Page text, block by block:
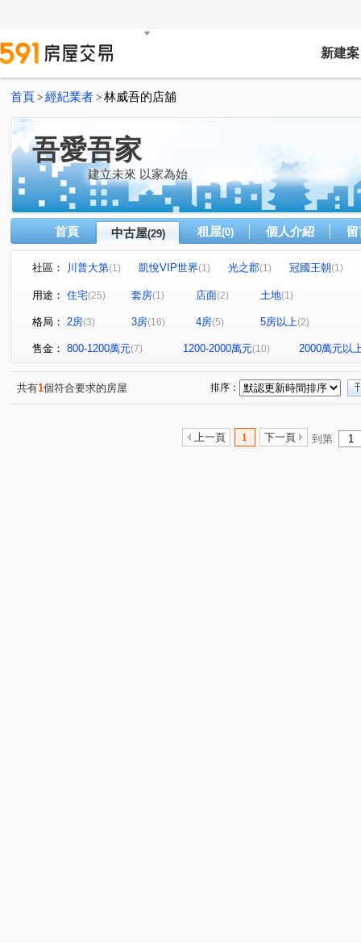
新建案
首頁 > 經紀業者 > 林威吾的店舖
吾愛吾家
建立未來 以家為始
首頁 中古屋(29) 租屋(0) 個人介紹
社區： 川普大第(1) 凱悅VIP世界(1) 光之郡(1) 冠國王朝(1)
情定水蓮八期 (1) 惠宇宇山鄰 元城文學苑
佳茂中山會館
(1) 水沐青華(1) 聚佳捷作(1) 大通街
九龍街(1) 北屯路 太原路三段(1) 人和路(1)
潭富
松竹五路二段(1) 雅潭路四段(1) 軍福七路(1) 舊社巷(1)
水湳段(1) 長生巷(1) 敦富路(2) 興華一路
詔安街(1) 旱溪西路三段(1) 軍福十六路(1) 安順東十街
用途： 住宅(25) 套房(1) 店面(2) 土地(1)
格局： 2房(3) 3房(16) 4房(5) 5房以上(2)
售金： 800-1200萬元(7) 1200-2000萬元(10) 2000萬元以
共有1個符合要求的房屋 排序：
上一頁 1 下一頁 到第